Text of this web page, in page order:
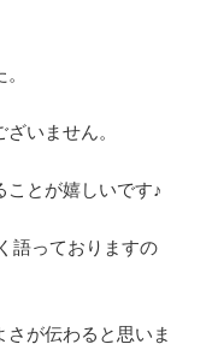
いません。
ことが嬉しいです♪
語っておりますの
が伝わると思いま